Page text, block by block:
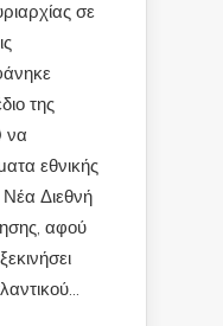
σε
της
να
εθνικής
Νέα Διεθνή
αφού